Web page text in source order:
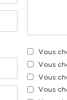
Vous
Vous
Vous
Vous